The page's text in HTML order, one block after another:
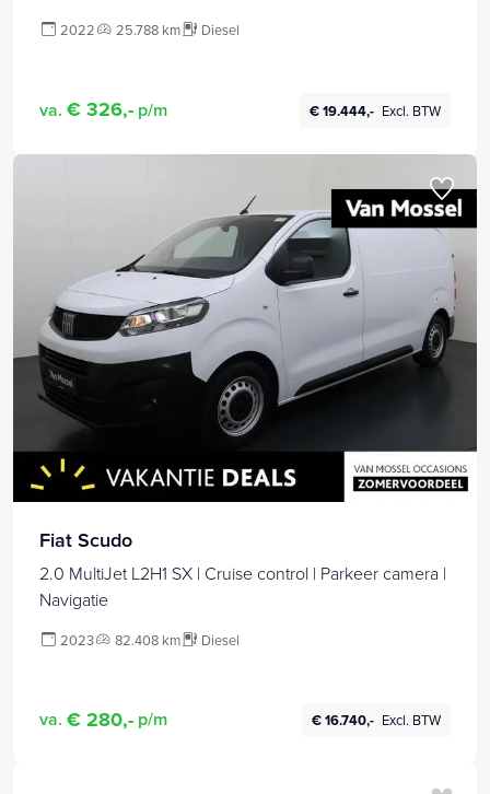
2022 25.788 km Diesel
va. € 326,- p/m € 19.444,- Excl. BTW
Fiat Scudo
2.0 MultiJet L2H1 SX | Cruise control | Parkeer camera |
Navigatie
2023 82.408 km Diesel
va. € 280,- p/m € 16.740,- Excl. BTW